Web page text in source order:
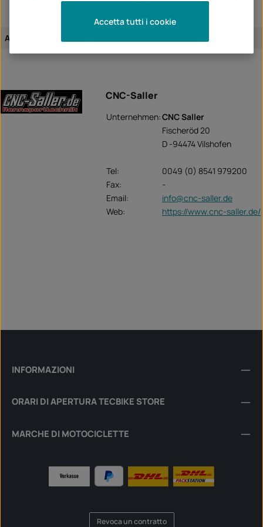
Assegnazione dell'articolo:
CNC-Saller
Unternehmen:CNC Saller
Fischeröd 20
D -94474 Vilshofen
Tel:
0049 (0) 8541 979200
Fax:
-
Email:
info@cnc-saller.de
Web:
https://www.cnc-saller.de/
INFORMAZIONI
ORARI DI APERTURA TECBIKE STORE
MARCHE DI MOTOCICLETTE
Revoca un contratto
Accetta tutti i cookie